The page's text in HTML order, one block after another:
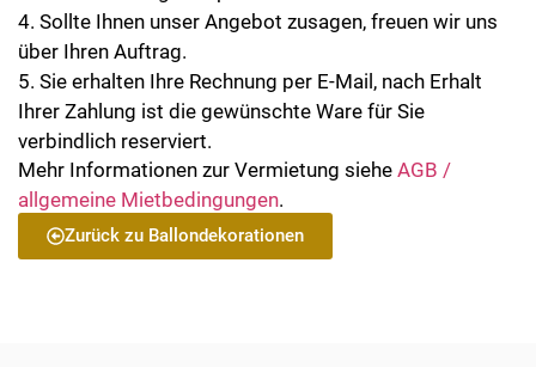
4. Sollte Ihnen unser Angebot zusagen, freuen wir uns
über Ihren Auftrag.
5. Sie erhalten Ihre Rechnung per E-Mail, nach Erhalt
Ihrer Zahlung ist die gewünschte Ware für Sie
verbindlich reserviert.
Mehr Informationen zur Vermietung siehe AGB /
allgemeine Mietbedingungen.
Zurück zu Ballondekorationen